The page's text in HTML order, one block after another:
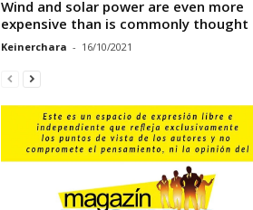
Wind and solar power are even more
expensive than is commonly thought
Keinerchara - 16/10/2021